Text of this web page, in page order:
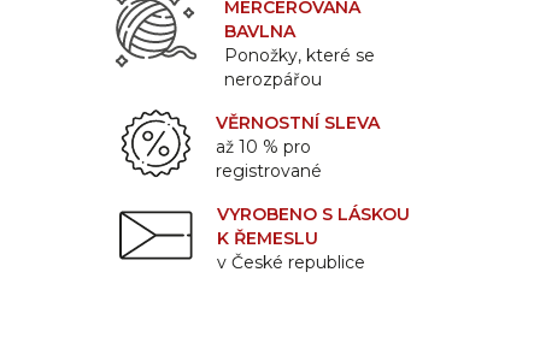
MERCEROVANÁ
BAVLNA
Ponožky, které se
nerozpářou
VĚRNOSTNÍ SLEVA
až 10 % pro
registrované
VYROBENO S LÁSKOU
K ŘEMESLU
v České republice